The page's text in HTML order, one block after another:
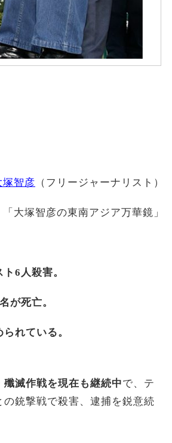
塚智彦 （フリージャーナリスト）
「大塚智彦の東南アジア万華鏡」
6人殺害。
が死亡。
れている。
滅作戦を現在も継続中で、テ
銃撃戦で殺害、逮捕を鋭意続